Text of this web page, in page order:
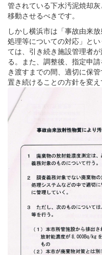
管されている下水汚泥焼却
移動させるべきです。
しかし横浜市は「事故由来
処理等についての対応」と
ては、引き続き施設管理者
る。また、調整後、指定申
き渡すまでの間、適切に保
置き続けることの方針を変え